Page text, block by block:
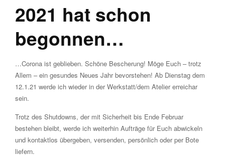
2021 hat schon
begonnen…
…Corona ist geblieben. Schöne Bescherung! Möge Euch – trotz
Allem – ein gesundes Neues Jahr bevorstehen! Ab Dienstag dem
12.1.21 werde ich wieder in der Werkstatt/dem Atelier erreichar
sein.
Trotz des Shutdowns, der mit Sicherheit bis Ende Februar
bestehen bleibt, werde ich weiterhin Aufträge für Euch abwickeln
und kontaktlos übergeben, versenden, persönlich oder per Bote
liefern.